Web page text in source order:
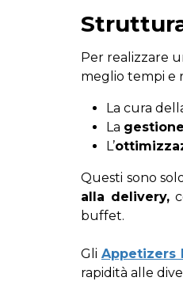
Per realizzare
meglio tempi e
La cura
La
L’
Questi sono
alla delivery,
buffet.
Gli Appetizers
rapidità alle